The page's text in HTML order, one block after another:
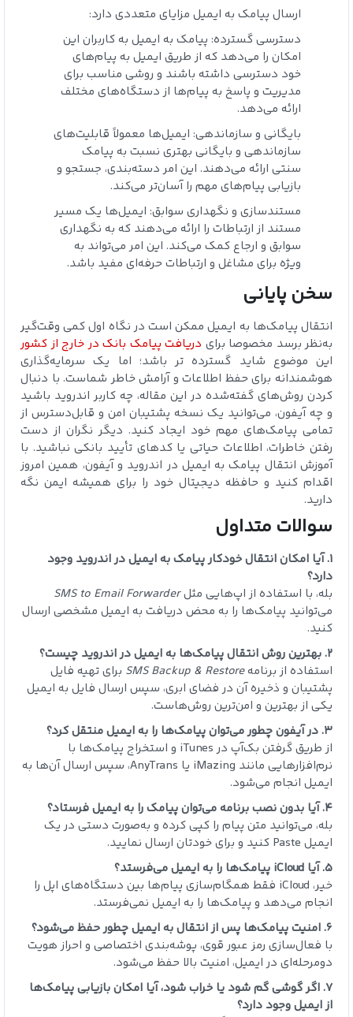
ارسال پیامک به ایمیل مزایای متعددی دارد:
دسترسی گسترده: پیامک به ایمیل به کاربران این
امکان را می‌دهد که از طریق ایمیل به پیام‌های
خود دسترسی داشته باشند و روشی مناسب برای
مدیریت و پاسخ به پیام‌ها از دستگاه‌های مختلف
ارائه می‌دهد.
بایگانی و سازماندهی: ایمیل‌ها معمولاً قابلیت‌های
سازماندهی و بایگانی بهتری نسبت به پیامک
سنتی ارائه می‌دهند. این امر دسته‌بندی، جستجو و
بازیابی پیام‌های مهم را آسان‌تر می‌کند.
مستندسازی و نگهداری سوابق: ایمیل‌ها یک مسیر
مستند از ارتباطات را ارائه می‌دهند که به نگهداری
سوابق و ارجاع کمک می‌کند. این امر می‌تواند به
ویژه برای مشاغل و ارتباطات حرفه‌ای مفید باشد.
سخن پایانی
انتقال پیامک‌ها به ایمیل ممکن است در نگاه اول کمی وقت‌گیر
به‌نظر برسد مخصوصا برای دریافت پیامک بانک در خارج از کشور
این موضوع شاید گسترده تر باشد؛ اما یک سرمایه‌گذاری
هوشمندانه برای حفظ اطلاعات و آرامش خاطر شماست. با دنبال
کردن روش‌های گفته‌شده در این مقاله، چه کاربر اندروید باشید
و چه آیفون، می‌توانید یک نسخه پشتیبان امن و قابل‌دسترس از
تمامی پیامک‌های مهم خود ایجاد کنید. دیگر نگران از دست
رفتن خاطرات، اطلاعات حیاتی یا کدهای تأیید بانکی نباشید. با
آموزش انتقال پیامک‌ به ایمیل در اندروید و آیفون، همین امروز
اقدام کنید و حافظه دیجیتال خود را برای همیشه ایمن نگه
دارید.
سوالات متداول
۱. آیا امکان انتقال خودکار پیامک به ایمیل در اندروید وجود
دارد؟
بله، با استفاده از اپ‌هایی مثلSMS to Email Forwarder
می‌توانید پیامک‌ها را به محض دریافت به ایمیل مشخصی ارسال
کنید.
۲. بهترین روش انتقال پیامک‌ها به ایمیل در اندروید چیست؟
استفاده از برنامهSMS Backup & Restore برای تهیه فایل
پشتیبان و ذخیره آن در فضای ابری، سپس ارسال فایل به ایمیل
یکی از بهترین و امن‌ترین روش‌هاست.
۳. در آیفون چطور می‌توان پیامک‌ها را به ایمیل منتقل کرد؟
از طریق گرفتن بک‌آپ در iTunes و استخراج پیامک‌ها با
نرم‌افزارهایی مانند iMazing یا AnyTrans، سپس ارسال آن‌ها به
ایمیل انجام می‌شود.
۴. آیا بدون نصب برنامه می‌توان پیامک را به ایمیل فرستاد؟
بله، می‌توانید متن پیام را کپی کرده و به‌صورت دستی در یک
ایمیل Paste کنید و برای خودتان ارسال نمایید.
۵. آیا iCloud پیامک‌ها را به ایمیل می‌فرستد؟
خیر، iCloud فقط همگام‌سازی پیام‌ها بین دستگاه‌های اپل را
انجام می‌دهد و پیامک‌ها را به ایمیل نمی‌فرستد.
۶. امنیت پیامک‌ها پس از انتقال به ایمیل چطور حفظ می‌شود؟
با فعال‌سازی رمز عبور قوی، پوشه‌بندی اختصاصی و احراز هویت
دومرحله‌ای در ایمیل، امنیت بالا حفظ می‌شود.
۷. اگر گوشی گم شود یا خراب شود، آیا امکان بازیابی پیامک‌ها
از ایمیل وجود دارد؟